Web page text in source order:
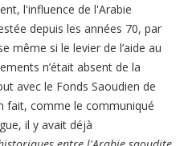
l'influence de l'Arabie
depuis les années 70, par
même si le levier de l’aide au
n’était absent de la
avec le Fonds Saoudien de
fait, comme le communiqué
il y avait déjà